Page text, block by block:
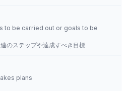
to be carried out or goals to be
のステップや達成すべき目標
plans